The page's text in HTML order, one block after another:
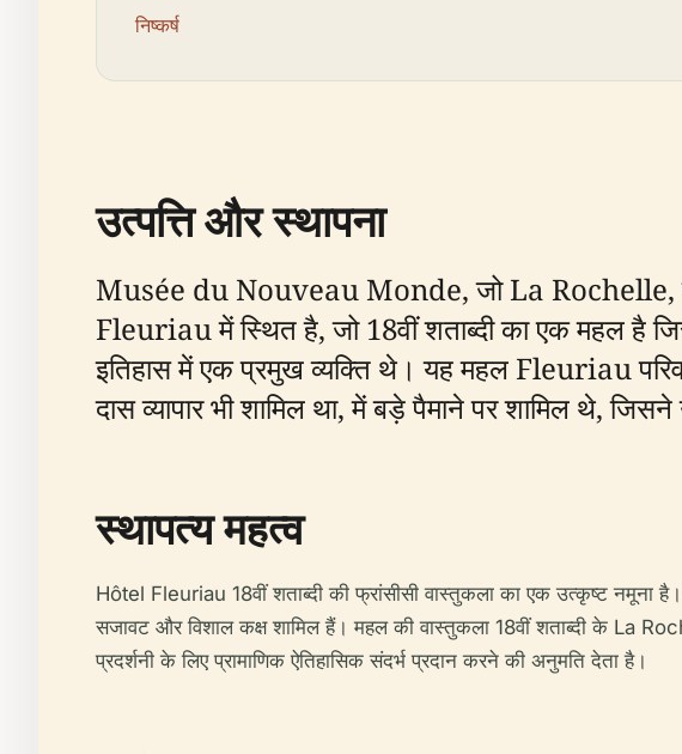
निष्कर्ष
उत्पत्ति और स्थापना
Musée du Nouveau Monde, जो La Rochelle,
Fleuriau में स्थित है, जो 18वीं शताब्दी का एक महल है
इतिहास में एक प्रमुख व्यक्ति थे। यह महल Fleuriau
दास व्यापार भी शामिल था, में बड़े पैमाने पर शामिल थे,
स्थापत्य महत्व
Hôtel Fleuriau 18वीं शताब्दी की फ्रांसीसी वास्तुकला का एक उत्कृष्ट नमूना
सजावट और विशाल कक्ष शामिल हैं। महल की वास्तुकला 18वीं शताब्दी के La
प्रदर्शनी के लिए प्रामाणिक ऐतिहासिक संदर्भ प्रदान करने की अनुमति देता है।